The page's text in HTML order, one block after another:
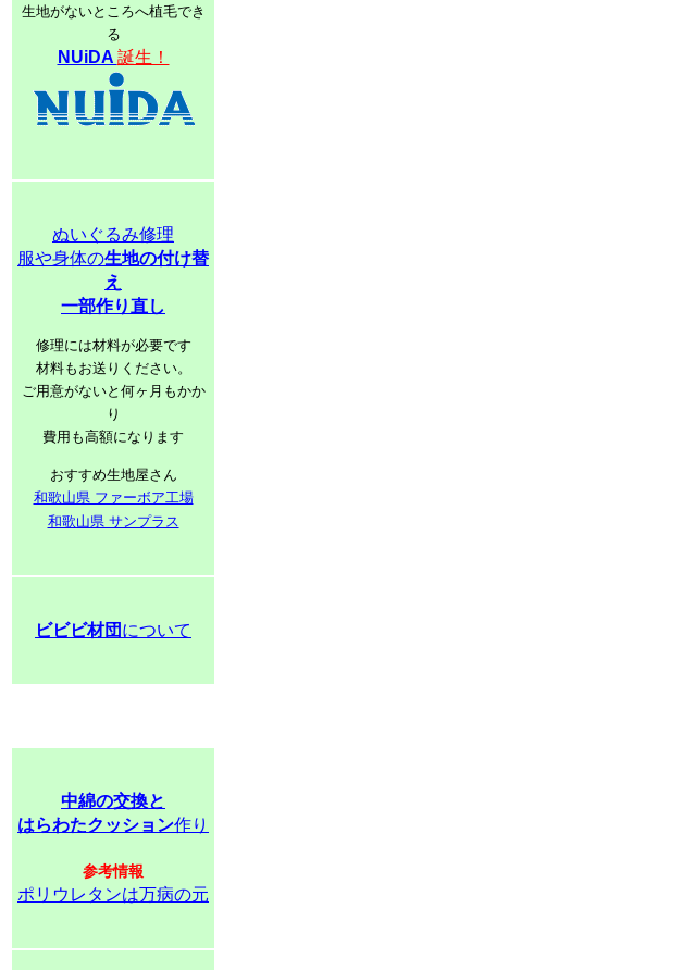
生地がないところへ植毛でき
る
NUiDA 誕生！
ぬいぐるみ修理
服や身体の生地の付け替
え
一部作り直し
修理には材料が必要です
材料もお送りください。
ご用意がないと何ヶ月もかか
り
費用も高額になります
おすすめ生地屋さん
和歌山県 ファーボア工場
和歌山県 サンプラス
ビビビ材団 について
中綿の交換と
はらわたクッション作り
参考情報
ポリウレタンは万病の元